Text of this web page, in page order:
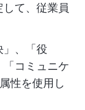
て、従業員
」、「役
コミュニケ
性を使用し